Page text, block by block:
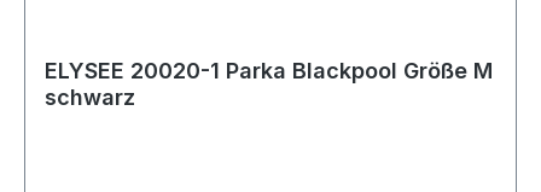
ELYSEE 20020-1 Parka Blackpool Größe M
schwarz